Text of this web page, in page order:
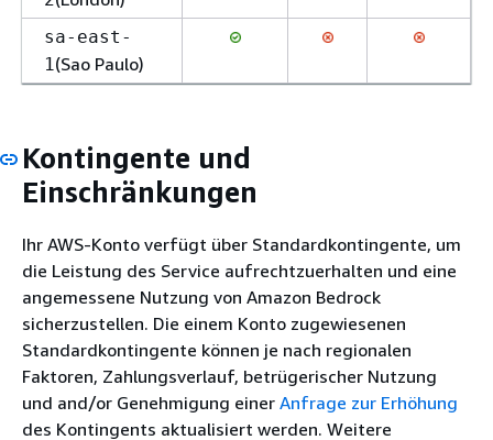
sa-east-
1(Sao Paulo)
Kontingente und
Einschränkungen
Ihr AWS-Konto verfügt über Standardkontingente, um
die Leistung des Service aufrechtzuerhalten und eine
angemessene Nutzung von Amazon Bedrock
sicherzustellen. Die einem Konto zugewiesenen
Standardkontingente können je nach regionalen
Faktoren, Zahlungsverlauf, betrügerischer Nutzung
und and/or Genehmigung einer Anfrage zur Erhöhung
des Kontingents aktualisiert werden. Weitere